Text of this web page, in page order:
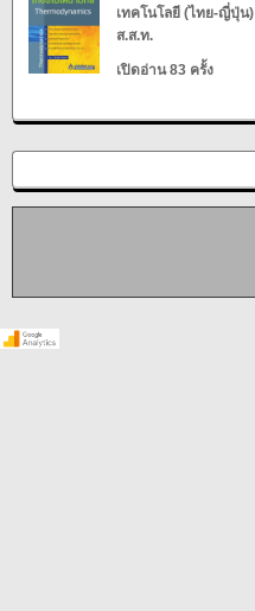
เทคโนโลยี (ไทย-ญี่ปุ่น)
ส.ส.ท.
เปิดอ่าน 83 ครั้ง